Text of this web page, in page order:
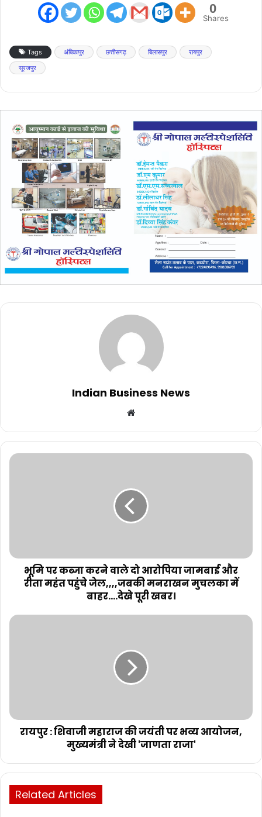
0
Shares
Tags अंबिकापुर छत्तीसगढ़ बिलासपुर
रायपुर
सूरजपुर
Indian Business News
Website
भूमि पर कब्जा करने वाले दो आरोपिया जामबाई और
रीता महंत पहुंचे जेल,,,,जबकी मनराखन मुचलका में
बाहर....देखे पूरी खबर।
रायपुर : शिवाजी महाराज की जयंती पर भव्य आयोजन,
मुख्यमंत्री ने देखी 'जाणता राजा'
Related Articles